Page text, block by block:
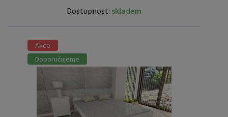
Dostupnost: skladem
Akce
Doporučujeme